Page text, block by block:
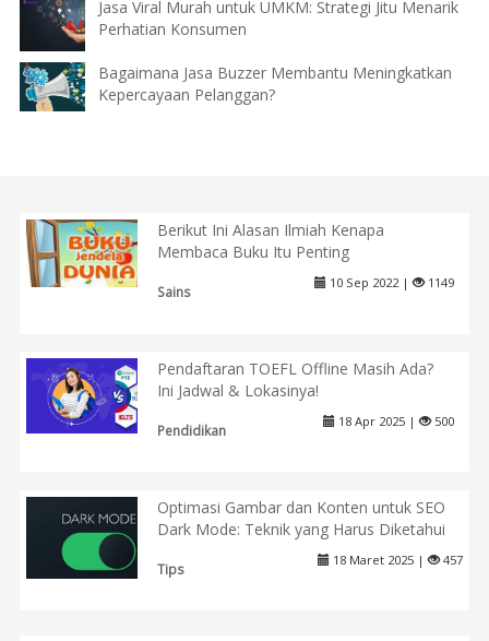
Jasa Viral Murah untuk UMKM: Strategi Jitu Menarik
Perhatian Konsumen
Bagaimana Jasa Buzzer Membantu Meningkatkan
Kepercayaan Pelanggan?
Berikut Ini Alasan Ilmiah Kenapa
Membaca Buku Itu Penting
Sains
10 Sep 2022 | 1149
Pendaftaran TOEFL Offline Masih Ada?
Ini Jadwal & Lokasinya!
Pendidikan
18 Apr 2025 | 500
Optimasi Gambar dan Konten untuk SEO
Dark Mode: Teknik yang Harus Diketahui
Tips
18 Maret 2025 | 457